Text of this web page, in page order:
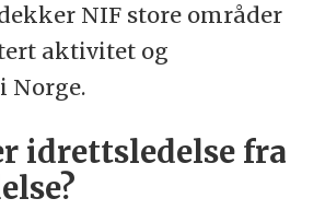
NIF store områder
aktivitet og
Norge.
idrettsledelse fra